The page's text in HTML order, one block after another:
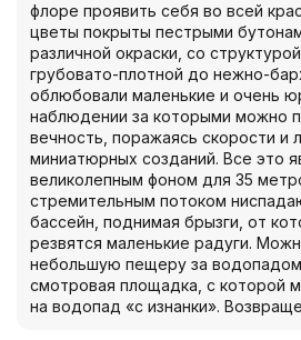
флоре проявить себя во всей
цветы покрыты пестрыми
различной окраски, со
грубовато-плотной до нежно-
облюбовали маленькие и очень
наблюдении за которыми можно
вечность, поражаясь скорости и
миниатюрных созданий. Все это
великолепным фоном для 35
стремительным потоком
бассейн, поднимая брызги, от
резвятся маленькие радуги.
небольшую пещеру за
смотровая площадка, с которой
на водопад «с изнанки».